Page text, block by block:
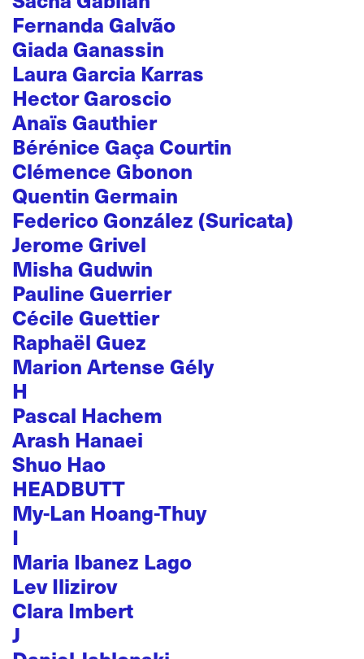
Fernanda Galvão
Giada Ganassin
Laura Garcia Karras
Hector Garoscio
Anaïs Gauthier
Bérénice Gaça Courtin
Clémence Gbonon
Quentin Germain
Federico González (Suricata)
Jerome Grivel
Misha Gudwin
Pauline Guerrier
Cécile Guettier
Raphaël Guez
Marion Artense Gély
H
Pascal Hachem
Arash Hanaei
Shuo Hao
HEADBUTT
My-Lan Hoang-Thuy
I
Maria Ibanez Lago
Lev Ilizirov
Clara Imbert
J